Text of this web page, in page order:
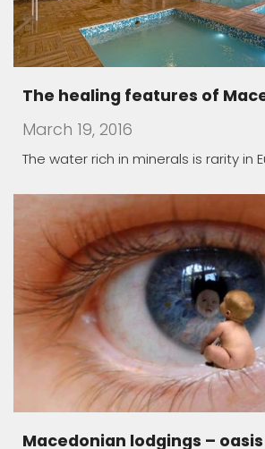
The healing features of
March 19, 2016
The water rich in minerals is rarity in
Macedonian lodgings –